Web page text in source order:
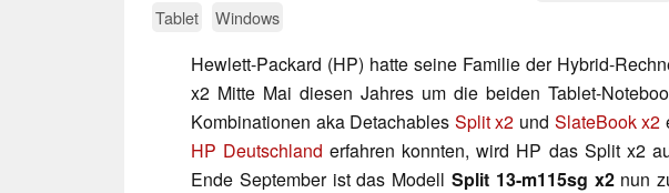
Tablet
Windows
Hewlett-Packard (HP) hatte seine Familie der Hybrid-
x2 Mitte Mai diesen Jahres um die beiden Tablet-
Kombinationen aka Detachables Split x2 und SlateBook x2
HP Deutschlanderfahren konnten, wird HP das Split x2
Ende September ist das Modell Split 13-m115sg x2nun